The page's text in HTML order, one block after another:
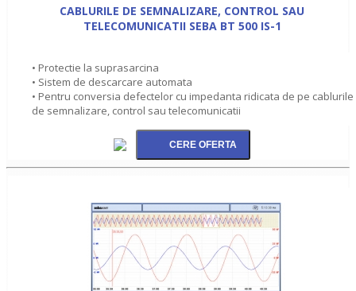
CABLURILE DE SEMNALIZARE, CONTROL SAU
TELECOMUNICATII SEBA BT 500 IS-1
• Protectie la suprasarcina
• Sistem de descarcare automata
• Pentru conversia defectelor cu impedanta ridicata de pe cablurile
de semnalizare, control sau telecomunicatii